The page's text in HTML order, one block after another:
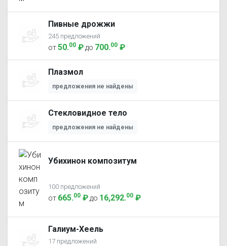
Пивные дрожжи
245 предложений
от50.00 ₽ до 700.00 ₽
Плазмол
предложения не найдены
Стекловидное тело
предложения не найдены
Убихинон композитум
100 предложений
от 665.00 ₽ до 16,292.00 ₽
Галиум-Хеель
17 предложений